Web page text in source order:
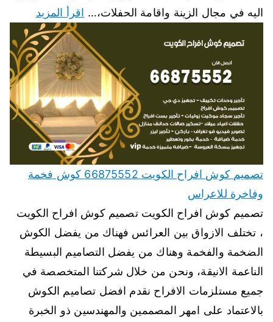
اليه في مجال الزينة واقامة الحفلات،… اقرأ المزيد
تصميم كوش افراح الكويت 66875552 كوش فخمة
وفاخرة للاعراس
تصميم كوش افراح الكويت تصميم كوش افراح الكويت
، تختلف الازواق بين العرائس فهناك من يفضل الكوش
الضخمة والفخمة وهناك من يفضل التصاميم البسيطة
الناعمة الانيقة، ونحن من خلال شركتنا المتخصصة في
جميع مستلزمات الافراح نقدم افضل تصاميم الكوش
بالاعتماد على امهر المصممين والمهندسين ذو الخبرة